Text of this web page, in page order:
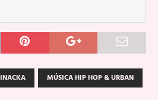
MÚSICA HIP HOP & URBAN